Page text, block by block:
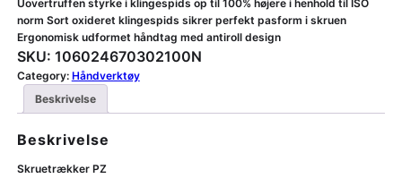
Uovertruffen styrke i klingespids op til 100% højere i henhold til ISO
norm Sort oxideret klingespids sikrer perfekt pasform i skruen
Ergonomisk udformet håndtag med antiroll design
SKU: 106024670302100N
Category: Håndverktøy
Beskrivelse
Beskrivelse
Skruetrækker PZ